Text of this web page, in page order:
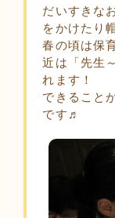
だいすきな
をかけたり
春の頃は保
近は「先生
れます！
できること
です♬